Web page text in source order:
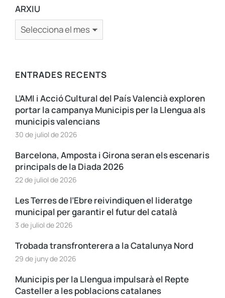
ARXIU
ENTRADES RECENTS
L’AMI i Acció Cultural del País Valencià exploren
portar la campanya Municipis per la Llengua als
municipis valencians
30 de juliol de 2026
Barcelona, Amposta i Girona seran els escenaris
principals de la Diada 2026
22 de juliol de 2026
Les Terres de l’Ebre reivindiquen el lideratge
municipal per garantir el futur del català
3 de juliol de 2026
Trobada transfronterera a la Catalunya Nord
29 de juny de 2026
Municipis per la Llengua impulsarà el Repte
Casteller a les poblacions catalanes